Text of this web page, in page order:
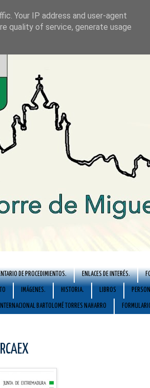
DE PROCEDIMIENTOS. ENLACES DE INTERÉS.
IMÁGENES. HISTORIA. LIBROS
BARTOLOMÉ TORRES NAHARRO
Your IP address and user-agent
quality of service, generate usage